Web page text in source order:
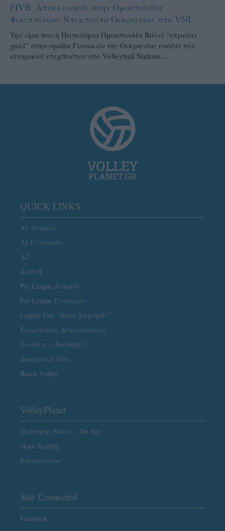
FIVB: Αποκλεισμός στην Ομοσπονδία
Φιλιππίνων- Ντεμπούτο Ουκρανίας στο VNL
Την ώρα που η Παγκόσμια Ομοσπονδία Βόλεϊ “στρώνει
χαλί” στην ομάδα Γυναικών της Ουκρανίας ενόψει του
ιστορικού ντεμπούτου στο Volleyball Nations...
QUICK LINKS
Α1 Ανδρών
Α1 Γυναικών
A2
Διεθνή
Pre League Ανδρών
Pre League Γυναικών
League Cup “Νίκος Σαμαράς”
Ευρωπαϊκές Διοργανώσεις
Ενώσεις – Ακαδημίες
Διοικητικά Νέα
Beach Volley
VolleyPlanet
Πλανήτης βόλεϊ… On Air!
Όροι Χρήσης
Επικοινωνία
Stay Connected
Facebook